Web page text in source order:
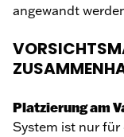
angewandt
Platzierung am
System ist nur